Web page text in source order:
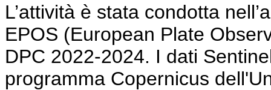
L’attività è stata condotta
EPOS (European Plate
DPC 2022-2024. I dati
programma Copernicus